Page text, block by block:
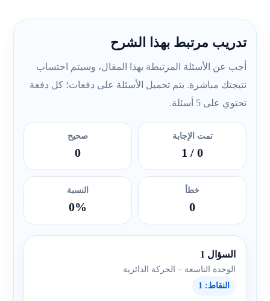
تدريب مرتبط بهذا الشرح
أجب عن الأسئلة المرتبطة بهذا المقال، وسيتم احتساب
نتيجتك مباشرة. يتم تحميل الأسئلة على دفعات؛ كل دفعة
تحتوي على 5 أسئلة.
تمت الإجابة
0
/ 1
صحيح
0
خطأ
0
النسبة
0%
السؤال 1
الوحدة التاسعة – الحركة الدائرية
النقاط: 1